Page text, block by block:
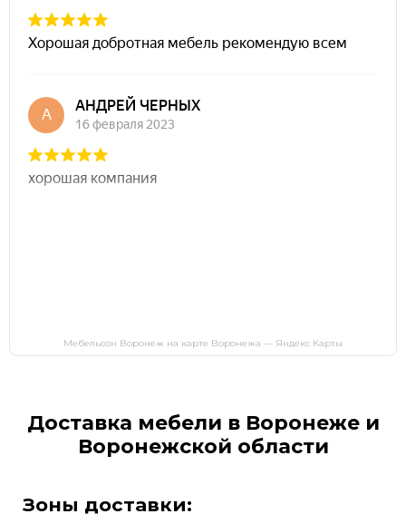
Мебельсон Воронеж на карте Воронежа — Яндекс Карты
Доставка мебели в Воронеже и
Воронежской области
Зоны доставки: